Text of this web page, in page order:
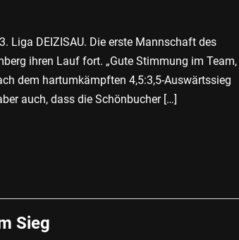
Liga DEIZISAU. Die erste Mannschaft des
ihren Lauf fort. „Gute Stimmung im Team,
dem hartumkämpften 4,5:3,5-Auswärtssieg
auch, dass die Schönbucher […]
Sieg